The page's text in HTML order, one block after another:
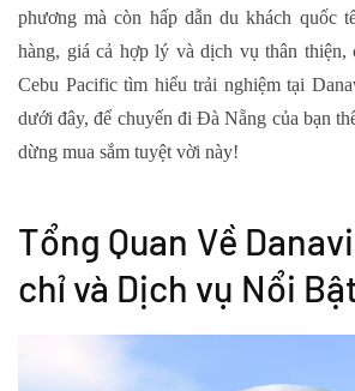
phương mà còn hấp dẫn du khách quốc
hàng, giá cả hợp lý và dịch vụ thân thiện,
Cebu Pacific tìm hiểu trải nghiệm tại
dưới đây, để chuyến đi Đà Nẵng của bạn
dừng mua sắm tuyệt vời này!
Tổng Quan Về
chỉ và Dịch vụ Nổi